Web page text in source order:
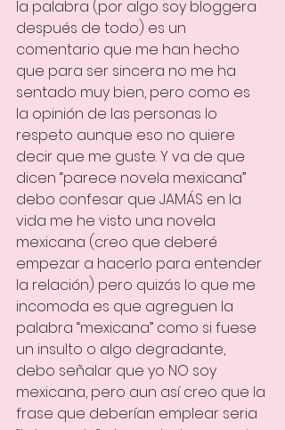
la palabra (por algo soy bloggera
después de todo) es un
comentario que me han hecho
que para ser sincera no me ha
sentado muy bien, pero como es
la opinión de las personas lo
respeto aunque eso no quiere
decir que me guste. Y va de que
dicen “parece novela mexicana”
debo confesar que JAMÁS en la
vida me he visto una novela
mexicana (creo que deberé
empezar a hacerlo para entender
la relación) pero quizás lo que me
incomoda es que agreguen la
palabra “mexicana” como si fuese
un insulto o algo degradante,
debo señalar que yo NO soy
mexicana, pero aun así creo que la
frase que deberían emplear seria